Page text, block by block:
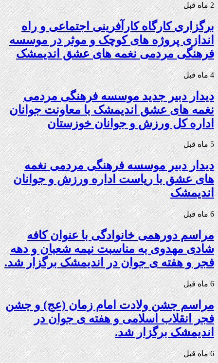
2 ماه قبل
برگزاری کارگاه کارآفرینی اجتماعی و راه
اندازی پروژه های کوچک و موثر در موسسه
فرهنگی مردمی نغمه های عشق اندیمشک
4 ماه قبل
دیدار دبیر جدید موسسه فرهنگی مردمی
نغمه های عشق اندیمشک با معاونت جوانان
اداره کل ورزش و جوانان خوزستان
5 ماه قبل
دیدار دبیر موسسه فرهنگی مردمی نغمه
های عشق با ریاست اداره ورزش و جوانان
اندیمشک
6 ماه قبل
مراسم دورهمی خانوادگی با عنوان کافه
شادی مهدوی به مناسبت نیمه شعبان و دهه
فجر و هفته ی جوان در اندیمشک برگزار شد.
6 ماه قبل
مراسم جشن ولادت امام زمان (عج) و جشن
فجر انقلاب اسلامی و هفته ی جوان در
اندیمشک برگزار شد.
6 ماه قبل